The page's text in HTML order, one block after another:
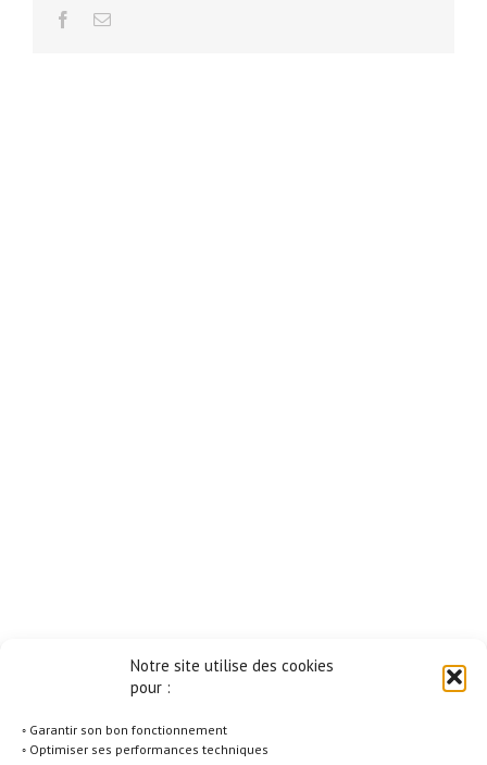
Notre site utilise des cookies
pour :
◦ Garantir son bon fonctionnement
◦ Optimiser ses performances techniques